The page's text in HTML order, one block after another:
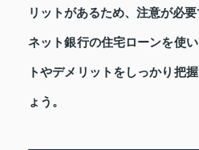
リットがあるため、注意が必要
ネット銀行の住宅ローンを使
トやデメリットをしっかり把
ょう。